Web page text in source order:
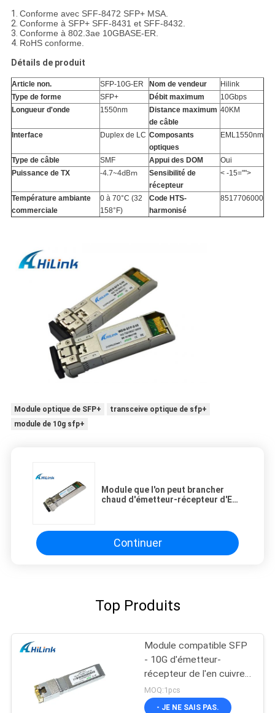
1. Conforme avec SFF-8472 SFP+ MSA.
2. Conforme à SFP+ SFF-8431 et SFF-8432.
3. Conforme à 802.3ae 10GBASE-ER.
4. RoHS conforme.
Détails de produit
Article non. SFP-10G-ER Nom de vendeur
Hilink
Type de forme
SFP+ Débit maximum
10Gbps
Longueur d'onde
1550nm
Distance maximum
de câble
40KM
Interface Duplex de LC Composants
optiques
EML1550nm
Type de câble SMF Appui des DOM
Oui
Puissance de TX
-4.7~4dBm
Sensibilité de
récepteur
< -15="">
Température ambiante
commerciale
0 à 70°C (32
158°F)
Code HTS-
harmonisé
8517706000
Module optique de SFP+
transceive optique de sfp+
module de 10g sfp+
Module que l'on peut brancher
chaud d'émetteur-récepteur d'ER
Continuer
Top Produits
Module compatible SFP
- 10G d'émetteur-
récepteur de l'en cuivre
SFP+ de Cisco -
connecteur de T RJ45
MOQ:1pcs
- JE NE SAIS PAS.